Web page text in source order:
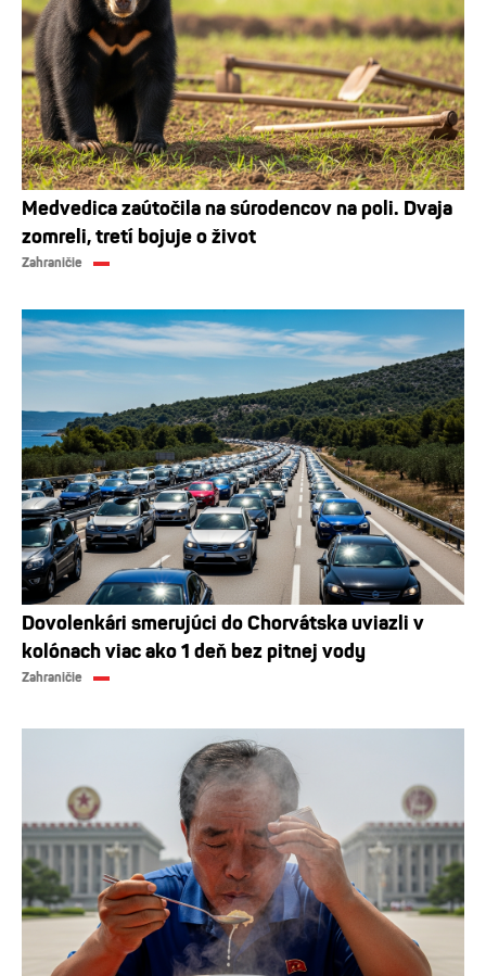
Medvedica zaútočila na súrodencov na poli. Dvaja
zomreli, tretí bojuje o život
Zahraničie
Dovolenkári smerujúci do Chorvátska uviazli v
kolónach viac ako 1 deň bez pitnej vody
Zahraničie